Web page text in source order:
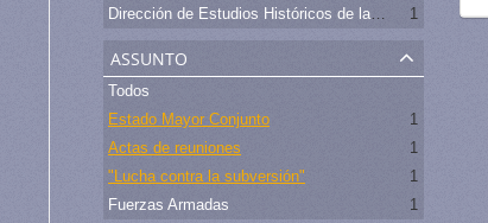
Dirección de Estudios Históricos de la Fuerza Aérea
1
assunto
Todos
Estado Mayor Conjunto
1
Actas de reuniones
1
"Lucha contra la subversión"
1
Fuerzas Armadas
1